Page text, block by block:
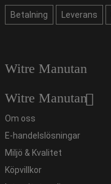
Betalning Leverans
Witre Manutan
Witre Manutan
Om oss
E-handelslösningar
Miljö & Kvalitet
Köpvillkor